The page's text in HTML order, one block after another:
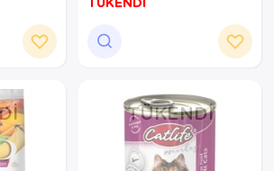
Yavru Köpek Maması 10 Kg
TÜKENDI